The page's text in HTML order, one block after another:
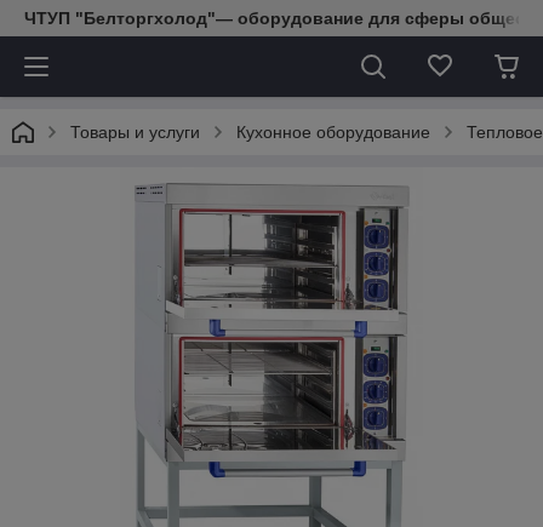
ЧТУП "Белторгхолод"— оборудование для сферы
Товары и услуги Кухонное оборудование